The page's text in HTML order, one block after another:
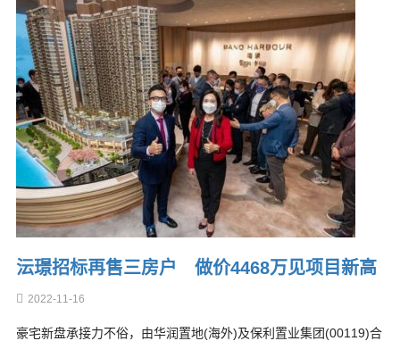
沄璟招标再售三房户 做价4468万见项目新高
2022-11-16
豪宅新盘承接力不俗，由华润置地(海外)及保利置业集团(00119)合